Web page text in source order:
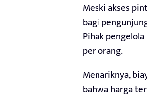
Meski akses
bagi
Pihak
per orang.
Menariknya,
bahwa harga